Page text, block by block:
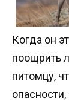
Когда он
поощрить
питомцу,